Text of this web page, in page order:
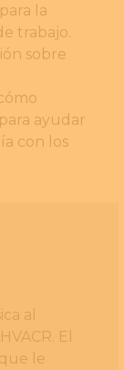
la
trabajo.
sobre
ayudar
con los
al
El
le